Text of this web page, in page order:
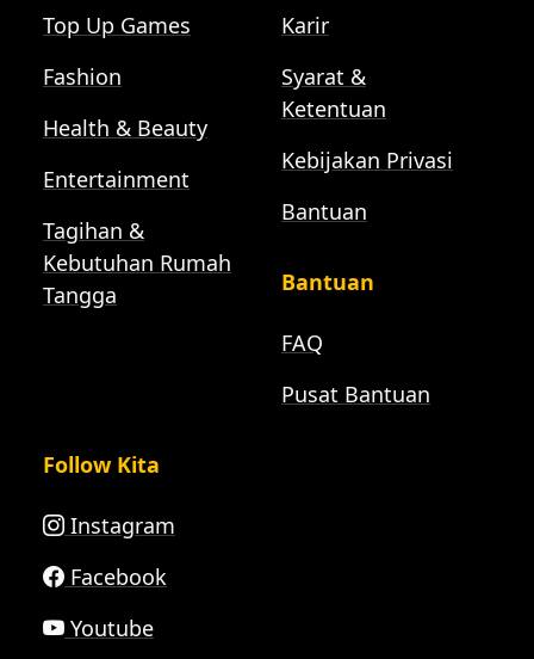
Top Up Games
Fashion
Health & Beauty
Entertainment
Tagihan &
Kebutuhan Rumah
Tangga
Karir
Syarat &
Ketentuan
Kebijakan Privasi
Bantuan
Bantuan
FAQ
Pusat Bantuan
Follow Kita
Instagram
Facebook
Youtube